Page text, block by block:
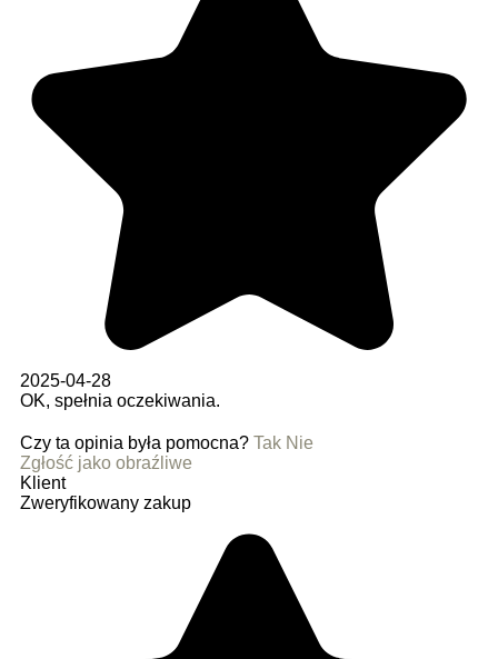
2025-04-28
OK, spełnia oczekiwania.
Czy ta opinia była pomocna? Tak Nie
Zgłość jako obraźliwe
Klient
Zweryfikowany zakup